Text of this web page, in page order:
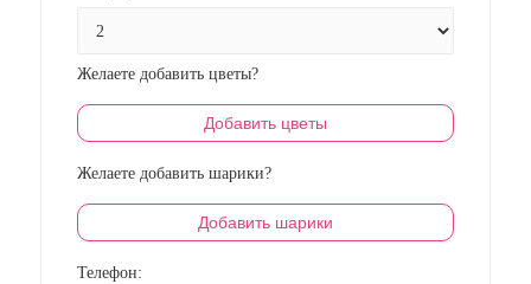
Желаете добавить цветы?
Добавить цветы
Желаете добавить шарики?
Добавить шарики
Телефон: